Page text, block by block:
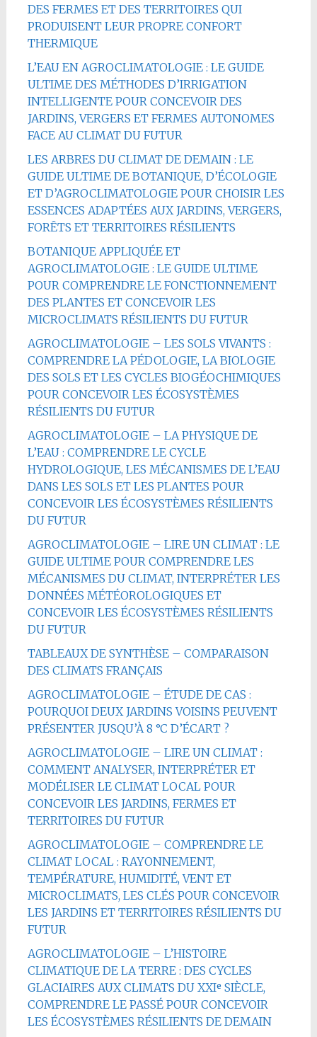
DES FERMES ET DES TERRITOIRES QUI
PRODUISENT LEUR PROPRE CONFORT
THERMIQUE
L’EAU EN AGROCLIMATOLOGIE : LE GUIDE
ULTIME DES MÉTHODES D’IRRIGATION
INTELLIGENTE POUR CONCEVOIR DES
JARDINS, VERGERS ET FERMES AUTONOMES
FACE AU CLIMAT DU FUTUR
LES ARBRES DU CLIMAT DE DEMAIN : LE
GUIDE ULTIME DE BOTANIQUE, D’ÉCOLOGIE
ET D’AGROCLIMATOLOGIE POUR CHOISIR LES
ESSENCES ADAPTÉES AUX JARDINS, VERGERS,
FORÊTS ET TERRITOIRES RÉSILIENTS
BOTANIQUE APPLIQUÉE ET
AGROCLIMATOLOGIE : LE GUIDE ULTIME
POUR COMPRENDRE LE FONCTIONNEMENT
DES PLANTES ET CONCEVOIR LES
MICROCLIMATS RÉSILIENTS DU FUTUR
AGROCLIMATOLOGIE – LES SOLS VIVANTS :
COMPRENDRE LA PÉDOLOGIE, LA BIOLOGIE
DES SOLS ET LES CYCLES BIOGÉOCHIMIQUES
POUR CONCEVOIR LES ÉCOSYSTÈMES
RÉSILIENTS DU FUTUR
AGROCLIMATOLOGIE – LA PHYSIQUE DE
L’EAU : COMPRENDRE LE CYCLE
HYDROLOGIQUE, LES MÉCANISMES DE L’EAU
DANS LES SOLS ET LES PLANTES POUR
CONCEVOIR LES ÉCOSYSTÈMES RÉSILIENTS
DU FUTUR
AGROCLIMATOLOGIE – LIRE UN CLIMAT : LE
GUIDE ULTIME POUR COMPRENDRE LES
MÉCANISMES DU CLIMAT, INTERPRÉTER LES
DONNÉES MÉTÉOROLOGIQUES ET
CONCEVOIR LES ÉCOSYSTÈMES RÉSILIENTS
DU FUTUR
TABLEAUX DE SYNTHÈSE – COMPARAISON
DES CLIMATS FRANÇAIS
AGROCLIMATOLOGIE – ÉTUDE DE CAS :
POURQUOI DEUX JARDINS VOISINS PEUVENT
PRÉSENTER JUSQU’À 8 °C D’ÉCART ?
AGROCLIMATOLOGIE – LIRE UN CLIMAT :
COMMENT ANALYSER, INTERPRÉTER ET
MODÉLISER LE CLIMAT LOCAL POUR
CONCEVOIR LES JARDINS, FERMES ET
TERRITOIRES DU FUTUR
AGROCLIMATOLOGIE – COMPRENDRE LE
CLIMAT LOCAL : RAYONNEMENT,
TEMPÉRATURE, HUMIDITÉ, VENT ET
MICROCLIMATS, LES CLÉS POUR CONCEVOIR
LES JARDINS ET TERRITOIRES RÉSILIENTS DU
FUTUR
AGROCLIMATOLOGIE – L’HISTOIRE
CLIMATIQUE DE LA TERRE : DES CYCLES
GLACIAIRES AUX CLIMATS DU XXIᵉ SIÈCLE,
COMPRENDRE LE PASSÉ POUR CONCEVOIR
LES ÉCOSYSTÈMES RÉSILIENTS DE DEMAIN